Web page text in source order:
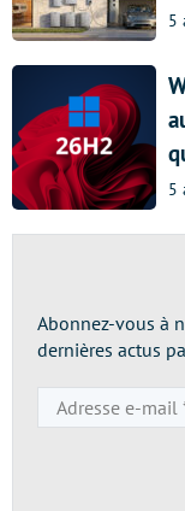
5
5
Abonnez-vous à
dernières actus